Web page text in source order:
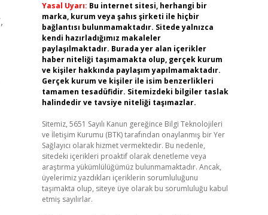
Yasal Uyarı: Bu internet sitesi, herhangi bir
marka, kurum veya şahıs şirketi ile hiçbir
bağlantısı bulunmamaktadır. Sitede yalnızca
kendi hazırladığımız makaleler
paylaşılmaktadır. Burada yer alan içerikler
haber niteliği taşımamakta olup, gerçek kurum
ve kişiler hakkında paylaşım yapılmamaktadır.
Gerçek kurum ve kişiler ile isim benzerlikleri
tamamen tesadüfidir. Sitemizdeki bilgiler taslak
halindedir ve tavsiye niteliği taşımazlar.
Sitemiz, 5651 Sayılı Kanun gereğince Bilgi Teknolojileri
ve İletişim Kurumu (BTK) tarafından onaylanmış bir Yer
Sağlayıcı olarak hizmet vermektedir. Bu nedenle,
sitedeki içerikleri proaktif olarak denetleme veya
araştırma yükümlülüğümüz bulunmamaktadır. Ancak,
üyelerimiz yazdıkları içeriklerin sorumluluğunu
taşımakta olup, siteye üye olarak bu sorumluluğu kabul
etmiş sayılırlar.